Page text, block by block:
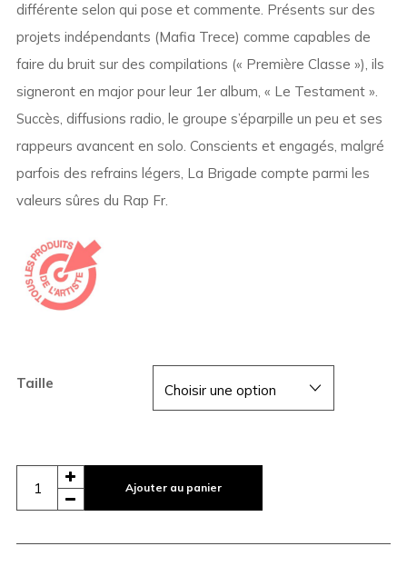
différente selon qui pose et commente. Présents sur des
projets indépendants (Mafia Trece) comme capables de
faire du bruit sur des compilations (« Première Classe »), ils
signeront en major pour leur 1er album, « Le Testament ».
Succès, diffusions radio, le groupe s’éparpille un peu et ses
rappeurs avancent en solo. Conscients et engagés, malgré
parfois des refrains légers, La Brigade compte parmi les
valeurs sûres du Rap Fr.
Taille
Ajouter au panier